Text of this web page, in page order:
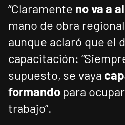
“Claramente no va a
mano de obra
aunque aclaró que el
capacitación:
supuesto, se vaya
formando para
trabajo”.